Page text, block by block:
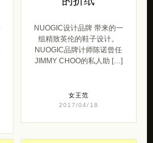
NUOGIC设计品牌 带来的一
组精致英伦的鞋子设计。
NUOGIC品牌计师陈诺曾任
JIMMY CHOO的私人助 […]
女王范
2017/04/18